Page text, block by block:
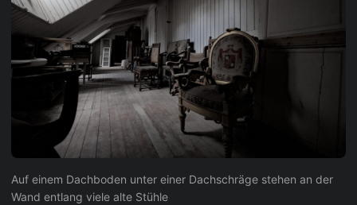
Auf einem Dachboden unter einer Dachschräge stehen an der
Wand entlang viele alte Stühle